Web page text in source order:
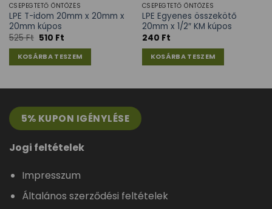
CSEPEGTETŐ ÖNTÖZÉS
LPE T-idom 20mm x 20mm x
20mm kúpos
525Ft 510 Ft
KOSÁRBA TESZEM
CSEPEGTETŐ ÖNTÖZÉS
LPE Egyenes összekötő
20mm x 1/2″ KM kúpos
240 Ft
KOSÁRBA TESZEM
5% KUPON IGÉNYLÉSE
Jogi feltételek
Impresszum
Általános szerződési feltételek